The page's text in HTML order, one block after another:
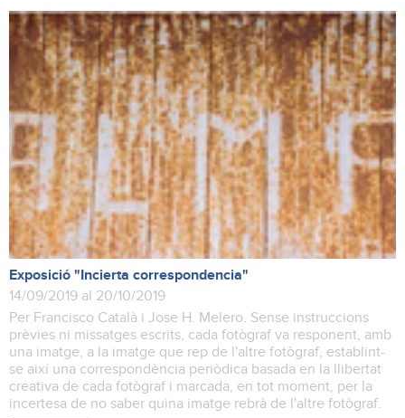
Exposició "Incierta correspondencia"
14/09/2019 al 20/10/2019
Per Francisco Català i Jose H. Melero. Sense instruccions
prèvies ni missatges escrits, cada fotògraf va responent, amb
una imatge, a la imatge que rep de l'altre fotògraf, establint-
se així una correspondència periòdica basada en la llibertat
creativa de cada fotògraf i marcada, en tot moment, per la
incertesa de no saber quina imatge rebrà de l'altre fotògraf.